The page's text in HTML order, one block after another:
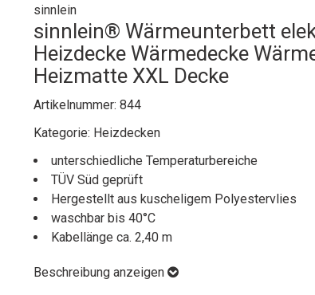
sinnlein
sinnlein® Wärmeunterbett
Heizdecke Wärmedecke
Heizmatte XXL Decke
Artikelnummer: 844
Kategorie: Heizdecken
unterschiedliche Temperaturbereiche
TÜV Süd geprüft
Hergestellt aus kuscheligem Polyestervlies
waschbar bis 40°C
Kabellänge ca. 2,40 m
Beschreibung anzeigen